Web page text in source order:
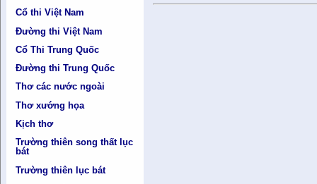
Cổ thi Việt Nam
Đường thi Việt Nam
Cổ Thi Trung Quốc
Đường thi Trung Quốc
Thơ các nước ngoài
Thơ xướng họa
Kịch thơ
Trường thiên song thất lục
bát
Trường thiên lục bát